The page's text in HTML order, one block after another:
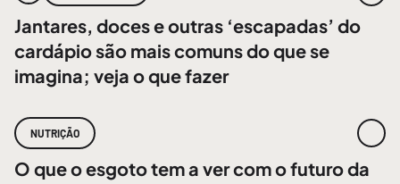
Jantares, doces e outras ‘escapadas’ do
cardápio são mais comuns do que se
imagina; veja o que fazer
NUTRIÇÃO
O que o esgoto tem a ver com o futuro da